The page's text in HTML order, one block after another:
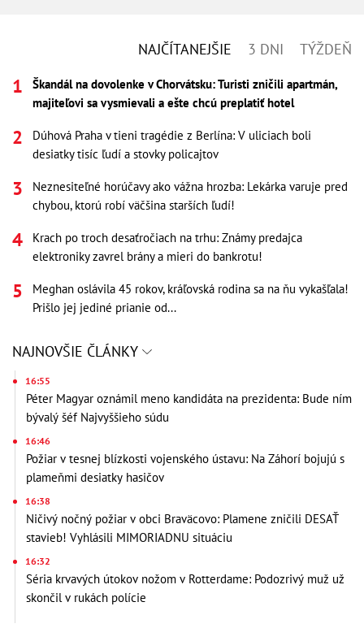
NAJČÍTANEJŠIE 3 DNI TÝŽDEŇ
Škandál na dovolenke v Chorvátsku: Turisti zničili apartmán,
majiteľovi sa vysmievali a ešte chcú preplatiť hotel
Dúhová Praha v tieni tragédie z Berlína: V uliciach boli
desiatky tisíc ľudí a stovky policajtov
Neznesiteľné horúčavy ako vážna hrozba: Lekárka varuje pred
chybou, ktorú robí väčšina starších ľudí!
Krach po troch desaťročiach na trhu: Známy predajca
elektroniky zavrel brány a mieri do bankrotu!
Meghan oslávila 45 rokov, kráľovská rodina sa na ňu vykašľala!
Prišlo jej jediné prianie od...
NAJNOVŠIE ČLÁNKY
16:55
Péter Magyar oznámil meno kandidáta na prezidenta: Bude ním
bývalý šéf Najvyššieho súdu
16:46
Požiar v tesnej blízkosti vojenského ústavu: Na Záhorí bojujú s
plameňmi desiatky hasičov
16:38
Ničivý nočný požiar v obci Braväcovo: Plamene zničili DESAŤ
stavieb! Vyhlásili MIMORIADNU situáciu
16:32
Séria krvavých útokov nožom v Rotterdame: Podozrivý muž už
skončil v rukách polície